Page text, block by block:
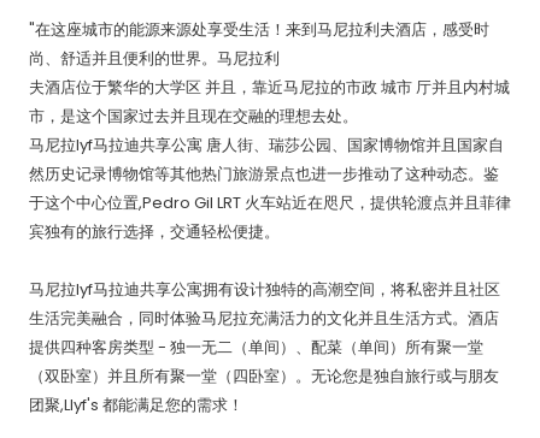
"在这座城市的能源来源处享受生活！来到马尼拉利夫酒店，感受时
尚、舒适并且便利的世界。马尼拉利
夫酒店位于繁华的大学区 并且，靠近马尼拉的市政 城市 厅并且内村城
市，是这个国家过去并且现在交融的理想去处。
马尼拉lyf马拉迪共享公寓 唐人街、瑞莎公园、国家博物馆并且国家自
然历史记录博物馆等其他热门旅游景点也进一步推动了这种动态。鉴
于这个中心位置,Pedro Gil LRT 火车站近在咫尺，提供轮渡点并且菲律
宾独有的旅行选择，交通轻松便捷。
马尼拉lyf马拉迪共享公寓拥有设计独特的高潮空间，将私密并且社区
生活完美融合，同时体验马尼拉充满活力的文化并且生活方式。酒店
提供四种客房类型 - 独一无二（单间）、配菜（单间）所有聚一堂
（双卧室）并且所有聚一堂（四卧室）。无论您是独自旅行或与朋友
团聚,Llyf's 都能满足您的需求！